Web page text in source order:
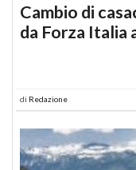
Cambio di
da Forza Italia
di Redazione